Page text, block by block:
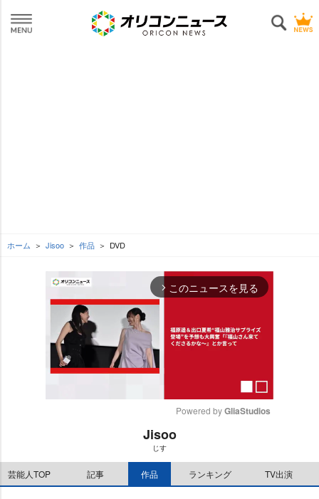
ホーム Jisoo 作品 DVD
arrow_forward_ios このニュースを見る
e
Powered by GliaStudios
Jisoo
じす
芸能人TOP 記事 作品 ランキング TV出演